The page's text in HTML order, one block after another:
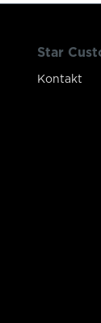
Star
Kontakt